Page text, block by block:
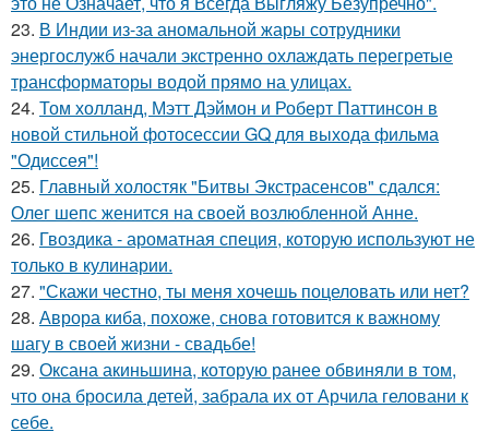
23. В Индии из-за аномальной жары сотрудники
энергослужб начали экстренно охлаждать перегретые
трансформаторы водой прямо на улицах.
24. Том холланд, Мэтт Дэймон и Роберт Паттинсон в
новой стильной фотосессии GQ для выхода фильма
"Одиссея"!
25. Главный холостяк "Битвы Экстрасенсов" сдался:
Олег шепс женится на своей возлюбленной Анне.
26. Гвоздика - ароматная специя, которую используют не
только в кулинарии.
27. "Скажи честно, ты меня хочешь поцеловать или нет?
28. Аврора киба, похоже, снова готовится к важному
шагу в своей жизни - свадьбе!
29. Оксана акиньшина, которую ранее обвиняли в том,
что она бросила детей, забрала их от Арчила геловани к
себе.